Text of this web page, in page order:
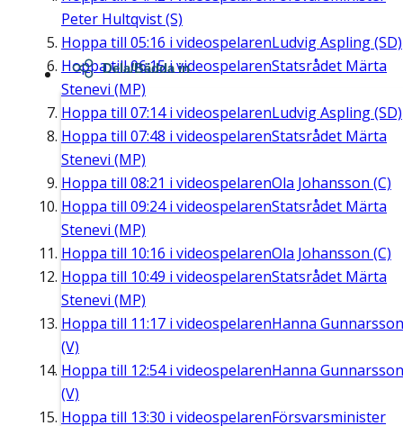
Peter Hultqvist (S)
Hoppa till 05:16 i videospelarenLudvig Aspling (SD)
Hoppa till06:15i videospelarenStatsrådet Märta
Stenevi (MP)
Hoppa till 07:14i videospelarenLudvig Aspling (SD)
Hoppa till 07:48 i videospelarenStatsrådet Märta
Stenevi (MP)
Hoppa till 08:21 i videospelarenOla Johansson (C)
Hoppa till 09:24i videospelarenStatsrådet Märta
Stenevi (MP)
Hoppa till 10:16 i videospelarenOla Johansson (C)
Hoppa till 10:49 i videospelarenStatsrådet Märta
Stenevi (MP)
Hoppa till 11:17 i videospelarenHanna Gunnarsson
(V)
Hoppa till 12:54i videospelarenHanna Gunnarsson
(V)
Hoppa till 13:30 i videospelarenFörsvarsminister
Dela/Bädda in